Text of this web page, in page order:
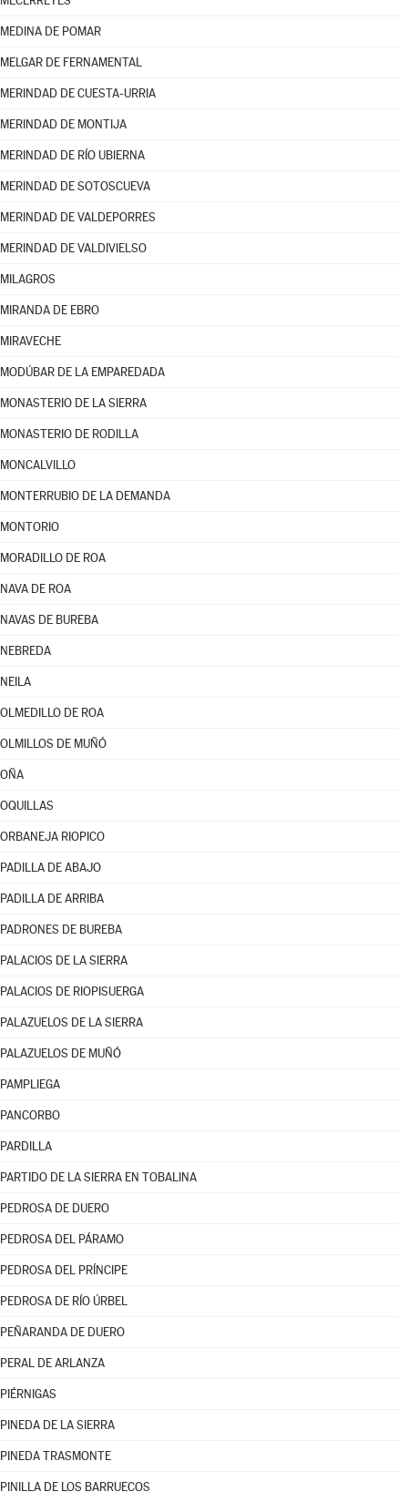
MEDINA DE POMAR
MELGAR DE FERNAMENTAL
MERINDAD DE CUESTA-URRIA
MERINDAD DE MONTIJA
MERINDAD DE RÍO UBIERNA
MERINDAD DE SOTOSCUEVA
MERINDAD DE VALDEPORRES
MERINDAD DE VALDIVIELSO
MILAGROS
MIRANDA DE EBRO
MIRAVECHE
MODÚBAR DE LA EMPAREDADA
MONASTERIO DE LA SIERRA
MONASTERIO DE RODILLA
MONCALVILLO
MONTERRUBIO DE LA DEMANDA
MONTORIO
MORADILLO DE ROA
NAVA DE ROA
NAVAS DE BUREBA
NEBREDA
NEILA
OLMEDILLO DE ROA
OLMILLOS DE MUÑÓ
OÑA
OQUILLAS
ORBANEJA RIOPICO
PADILLA DE ABAJO
PADILLA DE ARRIBA
PADRONES DE BUREBA
PALACIOS DE LA SIERRA
PALACIOS DE RIOPISUERGA
PALAZUELOS DE LA SIERRA
PALAZUELOS DE MUÑÓ
PAMPLIEGA
PANCORBO
PARDILLA
PARTIDO DE LA SIERRA EN TOBALINA
PEDROSA DE DUERO
PEDROSA DEL PÁRAMO
PEDROSA DEL PRÍNCIPE
PEDROSA DE RÍO ÚRBEL
PEÑARANDA DE DUERO
PERAL DE ARLANZA
PIÉRNIGAS
PINEDA DE LA SIERRA
PINEDA TRASMONTE
PINILLA DE LOS BARRUECOS